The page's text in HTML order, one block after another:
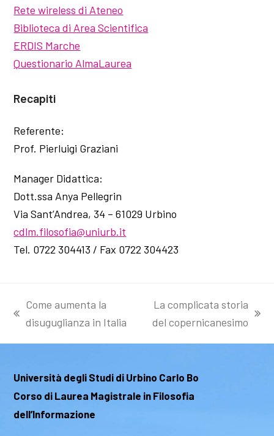
Rete wireless di Ateneo
Biblioteca di Area Scientifica
ERDIS Marche
Questionario AlmaLaurea
Recapiti
Referente:
Prof. Pierluigi Graziani
Manager Didattica:
Dott.ssa Anya Pellegrin
Via Sant’Andrea, 34 – 61029 Urbino
cdlm.filosofia@uniurb.it
Tel. 0722 304413 / Fax 0722 304423
post
Come aumenta la
disuguglianza in Italia
articolo
La complicata storia
del copernicanesimo
Università degli Studi di Urbino Carlo Bo
Corso di Laurea Magistrale in Filosofia
dell’Informazione